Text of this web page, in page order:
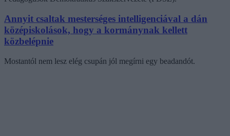
Annyit csaltak mesterséges intelligenciával a dán
középiskolások, hogy a kormánynak kellett
közbelépnie
Mostantól nem lesz elég csupán jól megírni egy beadandót.